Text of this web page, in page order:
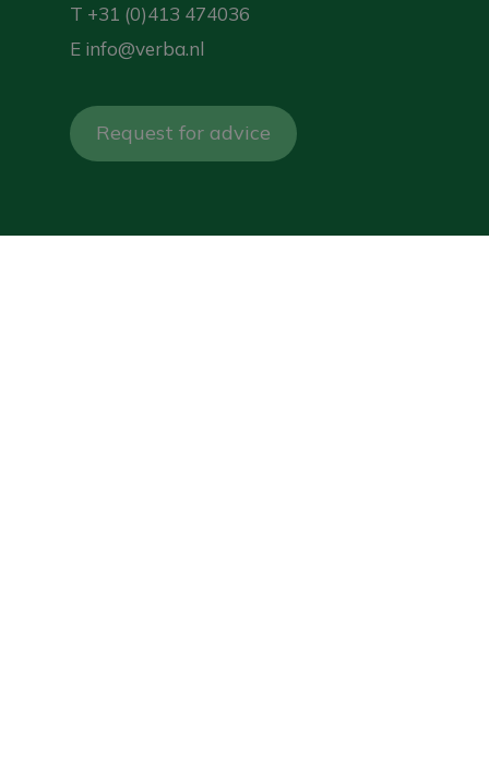
T +31 (0)413 474036
E info@verba.nl
Request for advice
Are you following us yet?